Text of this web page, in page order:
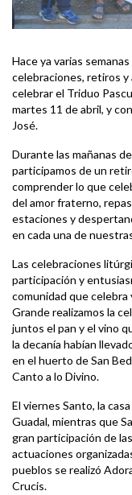
Hace ya varias
celebraciones, retiros
celebrar el Triduo
martes 11 de abril, y
José.
Durante las mañanas
participamos de un
comprender lo que
del amor fraterno,
estaciones y
en cada una de
Las celebraciones
participación y
comunidad que celebra
Grande realizamos la
juntos el pan y el vino
la decanía habían
en el huerto de San
Canto a lo Divino.
El viernes Santo, la
Guadal, mientras que
gran participación de
actuaciones
pueblos se realizó
Crucis.